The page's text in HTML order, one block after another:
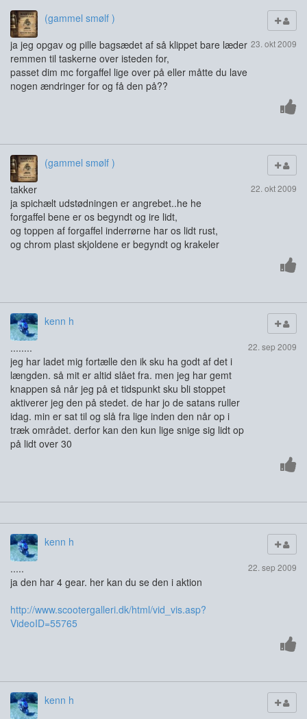
(gammel smølf )
23. okt 2009
ja jeg opgav og pille bagsædet af så klippet bare læder
remmen til taskerne over isteden for,
passet dim mc forgaffel lige over på eller måtte du lave
nogen ændringer for og få den på??
(gammel smølf )
22. okt 2009
takker
ja spichælt udstødningen er angrebet..he he
forgaffel bene er os begyndt og ire lidt,
og toppen af forgaffel inderrørne har os lidt rust,
og chrom plast skjoldene er begyndt og krakeler
kenn h
22. sep 2009
........
jeg har ladet mig fortælle den ik sku ha godt af det i
længden. så mit er altid slået fra. men jeg har gemt
knappen så når jeg på et tidspunkt sku bli stoppet
aktiverer jeg den på stedet. de har jo de satans ruller
idag. min er sat til og slå fra lige inden den når op i
træk området. derfor kan den kun lige snige sig lidt op
på lidt over 30
kenn h
22. sep 2009
.....
ja den har 4 gear. her kan du se den i aktion
http://www.scootergalleri.dk/html/vid_vis.asp?
VideoID=55765
kenn h